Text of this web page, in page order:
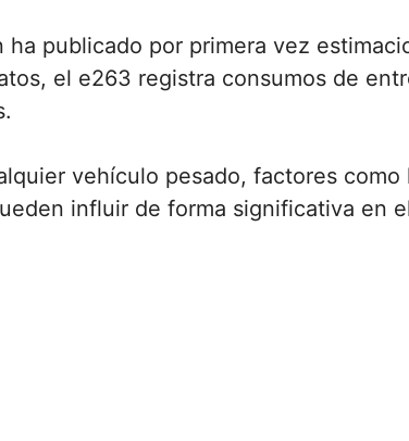
ha publicado por primera vez
el e263 registra consumos de
vehículo pesado, factores
influir de forma significativa en